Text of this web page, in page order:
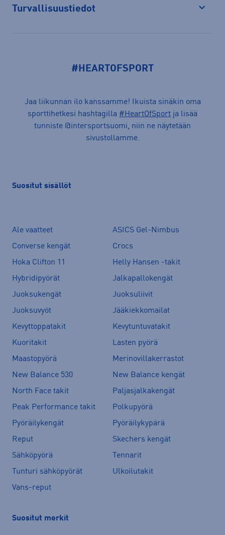
Turvallisuustiedot
#HEARTOFSPORT
Jaa liikunnan ilo kanssamme! Ikuista sinäkin oma
sporttihetkesi hashtagilla #HeartOfSport ja lisää
tunniste @intersportsuomi, niin ne näytetään
sivustollamme.
Suositut sisällöt
Ale vaatteet
ASICS Gel-Nimbus
Converse kengät
Crocs
Hoka Clifton 11
Helly Hansen -takit
Hybridipyörät
Jalkapallokengät
Juoksukengät
Juoksuliivit
Juoksuvyöt
Jääkiekkomailat
Kevyttoppatakit
Kevytuntuvatakit
Kuoritakit
Lasten pyörä
Maastopyörä
Merinovillakerrastot
New Balance 530
New Balance kengät
North Face takit
Paljasjalkakengät
Peak Performance takit
Polkupyörä
Pyöräilykengät
Pyöräilykypärä
Reput
Skechers kengät
Sähköpyörä
Tennarit
Tunturi sähköpyörät
Ulkoilutakit
Vans-reput
Suositut merkit